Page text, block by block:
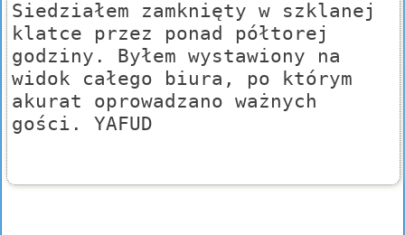
Siedziałem zamknięty w szklanej
klatce przez ponad półtorej
godziny. Byłem wystawiony na
widok całego biura, po którym
akurat oprowadzano ważnych
gości. YAFUD